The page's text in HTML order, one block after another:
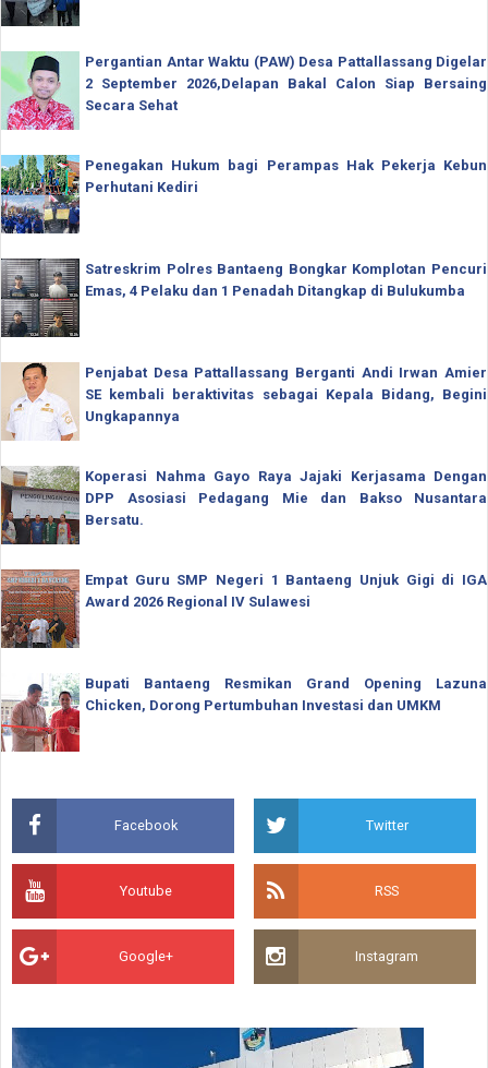
Pergantian Antar Waktu (PAW) Desa Pattallassang Digelar
2 September 2026,Delapan Bakal Calon Siap Bersaing
Secara Sehat
Penegakan Hukum bagi Perampas Hak Pekerja Kebun
Perhutani Kediri
Satreskrim Polres Bantaeng Bongkar Komplotan Pencuri
Emas, 4 Pelaku dan 1 Penadah Ditangkap di Bulukumba
Penjabat Desa Pattallassang Berganti Andi Irwan Amier
SE kembali beraktivitas sebagai Kepala Bidang, Begini
Ungkapannya
Koperasi Nahma Gayo Raya Jajaki Kerjasama Dengan
DPP Asosiasi Pedagang Mie dan Bakso Nusantara
Bersatu.
Empat Guru SMP Negeri 1 Bantaeng Unjuk Gigi di IGA
Award 2026 Regional IV Sulawesi
Bupati Bantaeng Resmikan Grand Opening Lazuna
Chicken, Dorong Pertumbuhan Investasi dan UMKM
Facebook Twitter
Youtube RSS
Google+ Instagram